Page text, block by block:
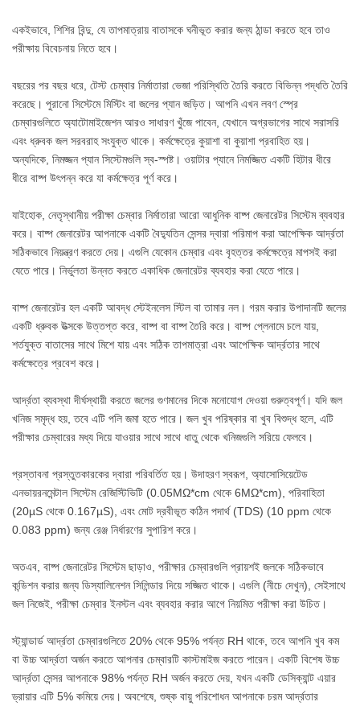
একইভাবে, শিশির বিন্দু, যে তাপমাত্রায় বাতাসকে ঘনীভূত করার জন্য ঠান্ডা করতে হবে তাও
পরীক্ষায় বিবেচনায় নিতে হবে।
বছরের পর বছর ধরে, টেস্ট চেম্বার নির্মাতারা ভেজা পরিস্থিতি তৈরি করতে বিভিন্ন পদ্ধতি তৈরি
করেছে। পুরানো সিস্টেমে মিস্টিং বা জলের প্যান জড়িত। আপনি এখন লবণ স্প্রে
চেম্বারগুলিতে অ্যাটোমাইজেশন আরও সাধারণ খুঁজে পাবেন, যেখানে অগ্রভাগের সাথে সরাসরি
এবং ধ্রুবক জল সরবরাহ সংযুক্ত থাকে। কর্মক্ষেত্রে কুয়াশা বা কুয়াশা প্রবাহিত হয়।
অন্যদিকে, নিমজ্জন প্যান সিস্টেমগুলি স্ব-স্পষ্ট। ওয়াটার প্যানে নিমজ্জিত একটি হিটার ধীরে
ধীরে বাষ্প উৎপন্ন করে যা কর্মক্ষেত্র পূর্ণ করে।
যাইহোক, নেতৃস্থানীয় পরীক্ষা চেম্বার নির্মাতারা আরো আধুনিক বাষ্প জেনারেটর সিস্টেম ব্যবহার
করে। বাষ্প জেনারেটর আপনাকে একটি বৈদ্যুতিন সেন্সর দ্বারা পরিমাপ করা আপেক্ষিক আর্দ্রতা
সঠিকভাবে নিয়ন্ত্রণ করতে দেয়। এগুলি যেকোন চেম্বার এবং বৃহত্তর কর্মক্ষেত্রে মাপসই করা
যেতে পারে। নির্ভুলতা উন্নত করতে একাধিক জেনারেটর ব্যবহার করা যেতে পারে।
বাষ্প জেনারেটর হল একটি আবদ্ধ স্টেইনলেস স্টিল বা তামার নল। গরম করার উপাদানটি জলের
একটি ধ্রুবক উত্সকে উত্তপ্ত করে, বাষ্প বা বাষ্প তৈরি করে। বাষ্প প্লেনামে চলে যায়,
শর্তযুক্ত বাতাসের সাথে মিশে যায় এবং সঠিক তাপমাত্রা এবং আপেক্ষিক আর্দ্রতার সাথে
কর্মক্ষেত্রে প্রবেশ করে।
আর্দ্রতা ব্যবস্থা দীর্ঘস্থায়ী করতে জলের গুণমানের দিকে মনোযোগ দেওয়া গুরুত্বপূর্ণ। যদি জল
খনিজ সমৃদ্ধ হয়, তবে এটি পলি জমা হতে পারে। জল খুব পরিষ্কার বা খুব বিশুদ্ধ হলে, এটি
পরীক্ষার চেম্বারের মধ্য দিয়ে যাওয়ার সাথে সাথে ধাতু থেকে খনিজগুলি সরিয়ে ফেলবে।
প্রস্তাবনা প্রস্তুতকারকের দ্বারা পরিবর্তিত হয়। উদাহরণ স্বরূপ, অ্যাসোসিয়েটেড
এনভায়রনমেন্টাল সিস্টেম রেজিস্টিভিটি (0.05MΩ*cm থেকে 6MΩ*cm), পরিবাহিতা
(20µS থেকে 0.167µS), এবং মোট দ্রবীভূত কঠিন পদার্থ (TDS) (10 ppm থেকে
0.083 ppm) জন্য রেঞ্জ নির্ধারণের সুপারিশ করে।
অতএব, বাষ্প জেনারেটর সিস্টেম ছাড়াও, পরীক্ষার চেম্বারগুলি প্রায়শই জলকে সঠিকভাবে
কন্ডিশন করার জন্য ডিস্যালিনেশন সিলিন্ডার দিয়ে সজ্জিত থাকে। এগুলি (নীচে দেখুন), সেইসাথে
জল নিজেই, পরীক্ষা চেম্বার ইনস্টল এবং ব্যবহার করার আগে নিয়মিত পরীক্ষা করা উচিত।
স্ট্যান্ডার্ড আর্দ্রতা চেম্বারগুলিতে 20% থেকে 95% পর্যন্ত RH থাকে, তবে আপনি খুব কম
বা উচ্চ আর্দ্রতা অর্জন করতে আপনার চেম্বারটি কাস্টমাইজ করতে পারেন। একটি বিশেষ উচ্চ
আর্দ্রতা সেন্সর আপনাকে 98% পর্যন্ত RH অর্জন করতে দেয়, যখন একটি ডেসিক্যান্ট এয়ার
ড্রায়ার এটি 5% কমিয়ে দেয়। অবশেষে, শুষ্ক বায়ু পরিশোধন আপনাকে চরম আর্দ্রতার